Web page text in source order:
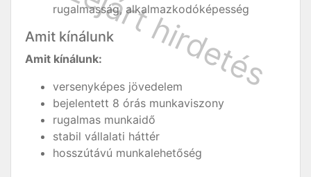
rugalmasság, alkalmazkodóképesség
Amit kínálunk
Amit kínálunk:
versenyképes jövedelem
bejelentett 8 órás munkaviszony
rugalmas munkaidő
stabil vállalati háttér
hosszútávú munkalehetőség